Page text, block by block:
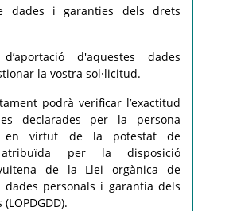
dades i garanties dels drets
d'aquestes dades
la vostra sol·licitud.
podrà verificar l’exactitud
declarades per la persona
en virtut de la potestat de
atribuïda per la disposició
de la Llei orgànica de
dades personals i garantia dels